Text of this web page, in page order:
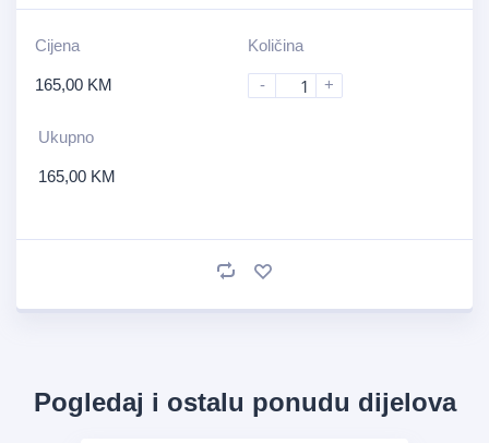
Cijena
165,00 KM
Količina
- +
Ukupno
165,00 KM
Pogledaj i ostalu ponudu dijelova